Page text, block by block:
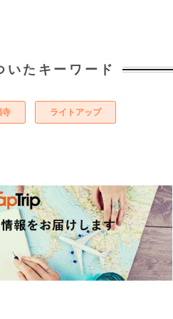
いたキーワード
寺 ライトアップ